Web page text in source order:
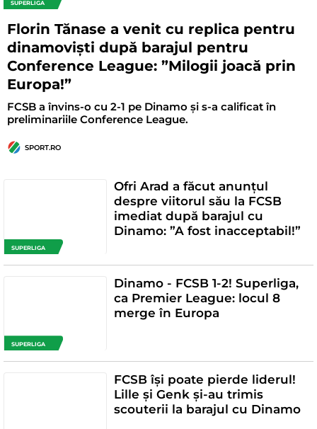
SUPERLIGA
Florin Tănase a venit cu replica pentru
dinamoviști după barajul pentru
Conference League: ”Milogii joacă prin
Europa!”
FCSB a învins-o cu 2-1 pe Dinamo și s-a calificat în
preliminariile Conference League.
SPORT.RO
SUPERLIGA
Ofri Arad a făcut anunțul
despre viitorul său la FCSB
imediat după barajul cu
Dinamo: ”A fost inacceptabil!”
SUPERLIGA
Dinamo - FCSB 1-2! Superliga,
ca Premier League: locul 8
merge în Europa
FCSB își poate pierde liderul!
Lille și Genk și-au trimis
scouterii la barajul cu Dinamo